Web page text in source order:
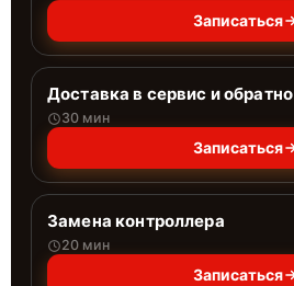
Записаться
Доставка в сервис и обратно
30 мин
Записаться
Замена контроллера
20 мин
Записаться